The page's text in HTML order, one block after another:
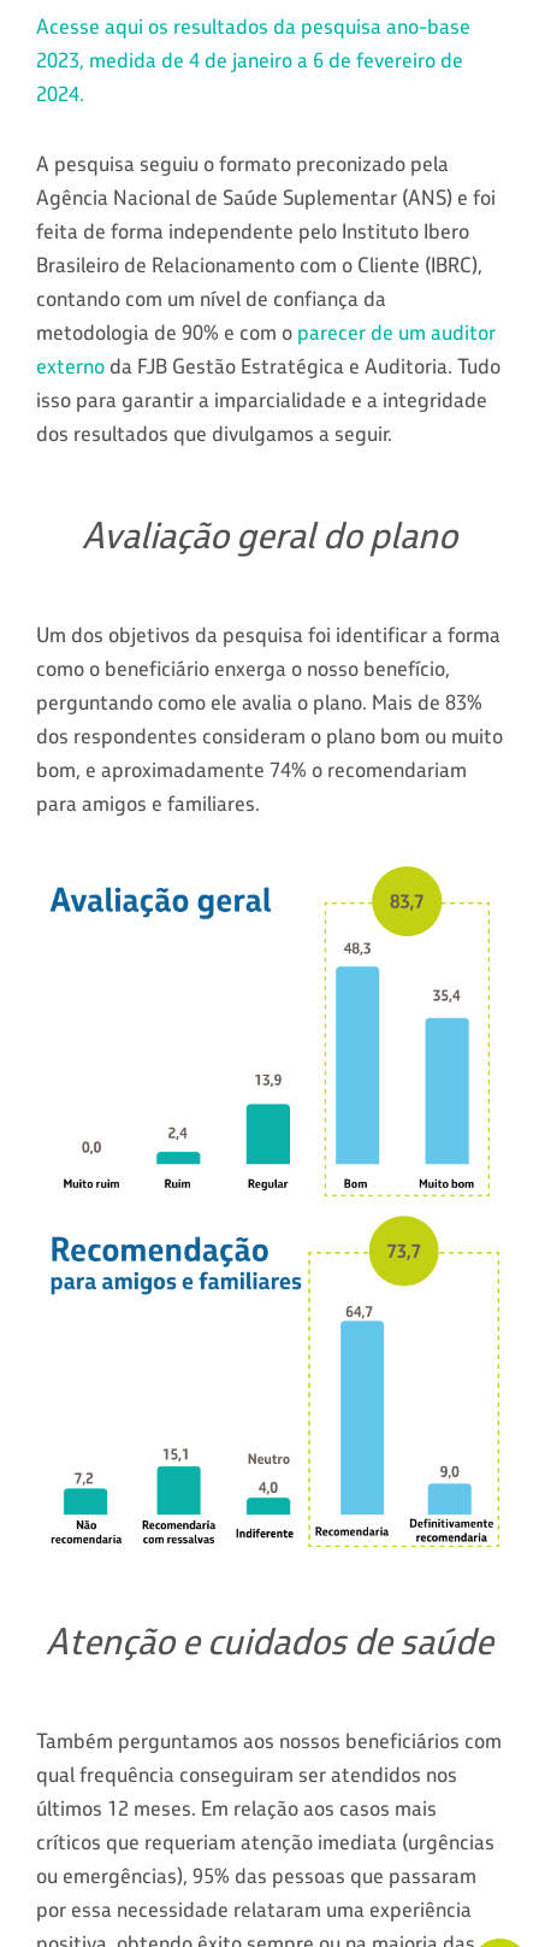
Acesse aqui os resultados da pesquisa ano-base
2023, medida de 4 de janeiro a 6 de fevereiro de
2024.
A pesquisa seguiu o formato preconizado pela
Agência Nacional de Saúde Suplementar (ANS) e foi
feita de forma independente pelo Instituto Ibero
Brasileiro de Relacionamento com o Cliente (IBRC),
contando com um nível de confiança da
metodologia de 90% e com o parecer de um auditor
externo da FJB Gestão Estratégica e Auditoria. Tudo
isso para garantir a imparcialidade e a integridade
dos resultados que divulgamos a seguir.
Avaliação geral do plano
Um dos objetivos da pesquisa foi identificar a forma
como o beneficiário enxerga o nosso benefício,
perguntando como ele avalia o plano. Mais de 83%
dos respondentes consideram o plano bom ou muito
bom, e aproximadamente 74% o recomendariam
para amigos e familiares.
Atenção e cuidados de saúde
Também perguntamos aos nossos beneficiários com
qual frequência conseguiram ser atendidos nos
últimos 12 meses. Em relação aos casos mais
críticos que requeriam atenção imediata (urgências
ou emergências), 95% das pessoas que passaram
por essa necessidade relataram uma experiência